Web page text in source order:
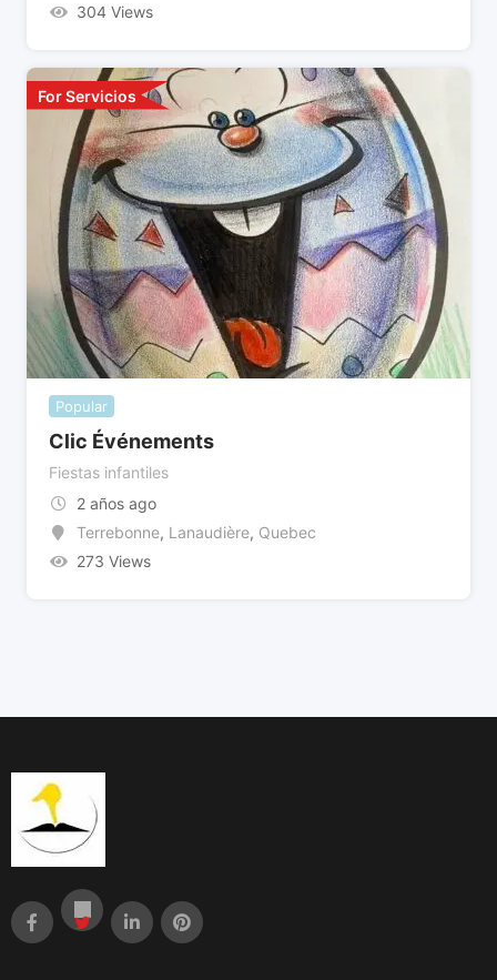
304 Views
For Servicios
Popular
Clic Événements
Fiestas infantiles
2 años ago
Terrebonne, Lanaudière, Quebec
273 Views